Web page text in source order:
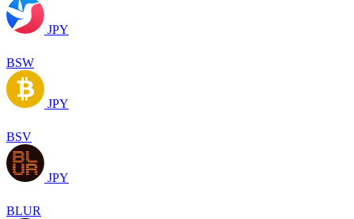
JPY
BSW
JPY
BSV
JPY
BLUR